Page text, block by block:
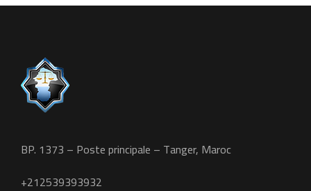
BP. 1373 – Poste principale – Tanger, Maroc
+212539393932